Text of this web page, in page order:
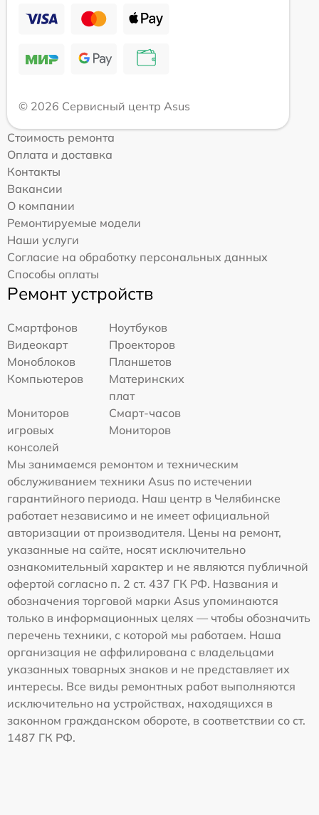
© 2026 Сервисный центр Asus
Стоимость ремонта
Оплата и доставка
Контакты
Вакансии
О компании
Ремонтируемые модели
Наши услуги
Согласие на обработку персональных данных
Способы оплаты
Ремонт устройств
Смартфонов
Ноутбуков
Видеокарт
Проекторов
Моноблоков
Планшетов
Компьютеров
Материнских
плат
Мониторов
Смарт-часов
игровых
консолей
Мониторов
Мы занимаемся ремонтом и техническим
обслуживанием техники Asus по истечении
гарантийного периода. Наш центр в Челябинске
работает независимо и не имеет официальной
авторизации от производителя. Цены на ремонт,
указанные на сайте, носят исключительно
ознакомительный характер и не являются публичной
офертой согласно п. 2 ст. 437 ГК РФ. Названия и
обозначения торговой марки Asus упоминаются
только в информационных целях — чтобы обозначить
перечень техники, с которой мы работаем. Наша
организация не аффилирована с владельцами
указанных товарных знаков и не представляет их
интересы. Все виды ремонтных работ выполняются
исключительно на устройствах, находящихся в
законном гражданском обороте, в соответствии со ст.
1487 ГК РФ.